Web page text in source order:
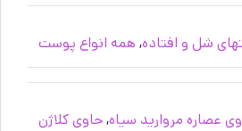
شل و افتاده, همه انواع پوست
عصاره مروارید سیاه,حاوی کلاژن